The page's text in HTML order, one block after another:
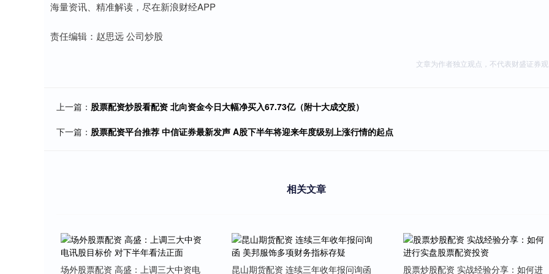
海量资讯、精准解读，尽在新浪财经APP
责任编辑：赵思远 公司炒股
文章为作者独立观点，不代表财盛证券
上一篇： 股票配资炒股看配资 北向资金今日大幅净买入67.73亿（附十大成交股）
下一篇： 股票配资平台推荐 中信证券最新发声 A股下半年将迎来年度级别上涨行情的起点
相关文章
场外股票配资 高盛：上调三大中资电 昆山期货配资 连续三年收年报问询函 股票炒股配资 实战经验分享：如何进